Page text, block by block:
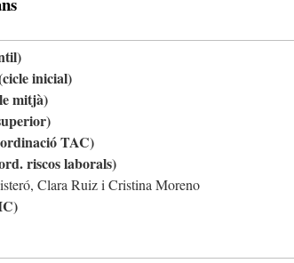
inicial)
mitjà)
TAC)
riscos laborals)
Clara Ruiz i Cristina Moreno